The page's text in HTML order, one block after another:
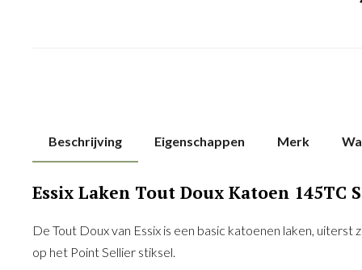
Beschrijving Eigenschappen Merk
Essix Laken Tout Doux Katoen 145TC
De Tout Doux van Essix is een basic katoenen laken,
op het Point Sellier stiksel.